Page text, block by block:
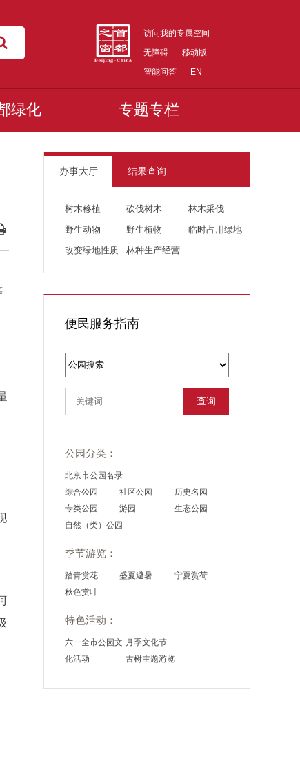
访问我的专属空间
无障碍
移动版
智能问答
EN
绿化 专题专栏
办事大厅 结果查询
树木移植 砍伐树木
林木采伐
野生动物
野生植物
临时占用绿地
改变绿地性质
林种生产经营
便民服务指南
查询
公园分类：
北京市公园名录
综合公园
社区公园
历史名园
专类公园
游园
生态公园
自然（类）公园
季节游览：
踏青赏花 盛夏避暑
宁夏赏荷
秋色赏叶
特色活动：
六一全市公园文
化活动
月季文化节
古树主题游览